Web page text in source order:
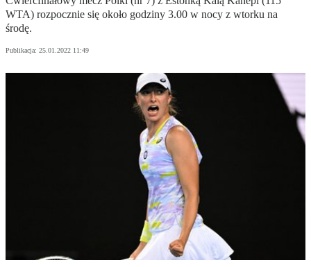
WTA) rozpocznie się około godziny 3.00 w nocy z wtorku na
środę.
Publikacja: 25.01.2022 11:49